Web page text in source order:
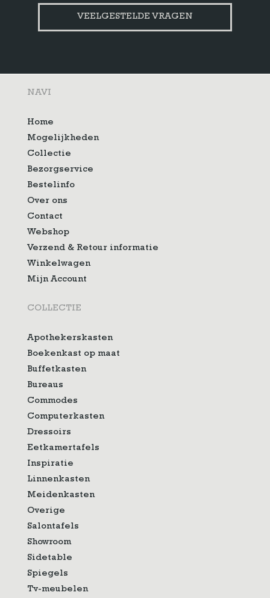
VEELGESTELDE VRAGEN
NAVI
Home
Mogelijkheden
Collectie
Bezorgservice
Bestelinfo
Over ons
Contact
Webshop
Verzend & Retour informatie
Winkelwagen
Mijn Account
COLLECTIE
Apothekerskasten
Boekenkast op maat
Buffetkasten
Bureaus
Commodes
Computerkasten
Dressoirs
Eetkamertafels
Inspiratie
Linnenkasten
Meidenkasten
Overige
Salontafels
Showroom
Sidetable
Spiegels
Tv-meubelen